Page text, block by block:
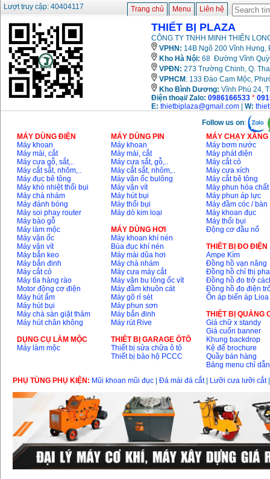
Bảng giá mũi khoan
rút lõi bê tông
Máy khoan Bosch đa
năng GBH 2-26DRE
(800W)
Giá
3980000
xăng Stihl MS661
Máy cắt góc đa năng
Makita LS1019L
(1510W)
Giá: 14068000
Bộ máy khoan 100
chi tiết Bosch GSB
13RE (650W)
Giá:
Máy khoan Bosch
GSB 16RE (750W)
Giá: 1850000
Động cơ xăng Honda
GX160 (5.5HP)
Giá:7200000
Giá:1296000VND
Lượt truy cập: 40404117
Trang chủ Menu Liên hệ
THIẾT BỊ PLAZA
CÔNG TY TNHH MINH THIÊN
VPHN: 14B Ngõ 200 Vĩnh Hưng,
Kho Hà Nội: 68 Đường Vĩnh
VPĐN: 273 Trường Chinh, Q.
VPHCM : 133 Đào Cam Mộc,
Kho Bình Dương: Vĩnh Phú 24,
Điện thoại/ Zalo: 0986166533 *
E: thietbiplaza@gmail.com W:
Follow us on:
MÁY DÙNG ĐIỆN
Máy khoan
Máy mài, cắt
Máy cưa gỗ, sắt,..
Máy cắt sắt, nhôm,..
Máy đục bê tông
Máy khò nhiệt thổi bụi
Máy chà nhám
Máy đánh bóng
Máy soi phay router
Máy bào gỗ
Máy làm mộc
Máy vặn ốc
Máy vặn vít
Máy bắn keo
Máy bắn đinh
Máy cắt cỏ
Máy tỉa hàng rào
Motor động cơ điện
Máy hút ẩm
Máy hút bụi
Máy chà sàn giặt thảm
Máy hút chân không
DỤNG CỤ LÀM MỘC
Máy làm mộc
MÁY DÙNG PIN
Máy khoan
Máy mài, cắt
Máy cưa sắt, gỗ,..
Máy cắt sắt, nhôm,..
Máy vặn ốc bulông
Máy vặn vít
Máy hút bụi
Máy thổi bụi
Máy dò kim loại
MÁY DÙNG HƠI
Máy khoan khí nén
Búa đục khí nén
Máy mài dũa hơi
Máy chà nhám
Máy cưa máy cắt
Máy vặn bu lông ốc vít
Máy đầm khuôn cát
Máy gõ rỉ sét
Máy phun sơn
Máy bắn đinh
Máy rút Rive
THIÊT BỊ GARAGE ÔTÔ
Thiết bị sửa chữa ô tô
Thiết bị bảo hộ PCCC
MÁY CHẠY
Máy bơm nước
Máy phát điện
Máy cắt cỏ
Máy cưa xích
Máy cắt bê tông
Máy phun hóa chất
Máy phun áp lực
Máy đầm cóc / bàn
Máy khoan đục
Máy thổi bụi
Động cơ đầu nổ
THIÊT BỊ ĐO ĐIỆN
Ampe Kìm
Đồng hồ vạn năng
Đồng hồ chỉ thị pha
Đồng hồ đo trở
Đồng hồ đo điện
Ổn áp biến áp Lioa
THIỆT BỊ QUẢNG
Giá chữ x standy
Giá cuốn banner
Khung backdrop
Kệ để brochure
Quầy bán hàng
Bảng menu chỉ dẫn
PHỤ TÙNG PHỤ KIỆN: Mũi khoan mũi đục Đá mài đá cắt| Lưỡi cưa lưỡi cắt